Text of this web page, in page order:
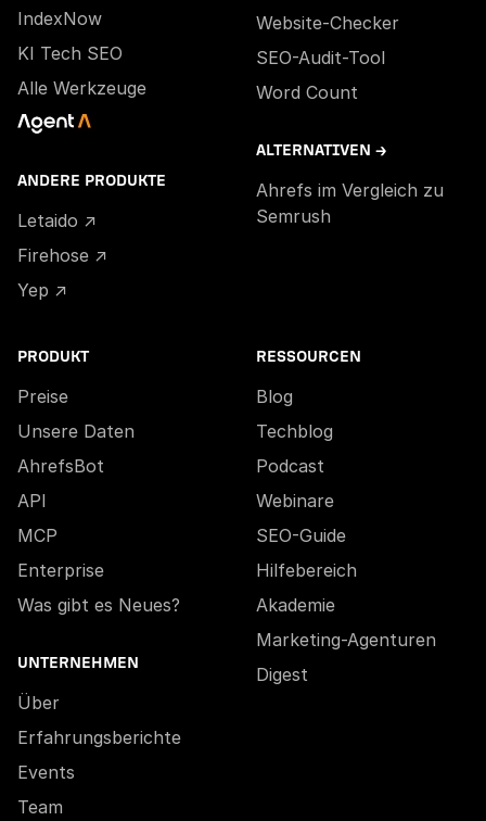
IndexNow
KI Tech SEO
Alle Werkzeuge
ANDERE PRODUKTE
Letaido ↗
Firehose ↗
Yep ↗
Website-Checker
SEO-Audit-Tool
Word Count
ALTERNATIVEN →
Ahrefs im Vergleich zu
Semrush
PRODUKT
Preise
Unsere Daten
AhrefsBot
API
MCP
Enterprise
Was gibt es Neues?
UNTERNEHMEN
Über
Erfahrungsberichte
Events
Team
RESSOURCEN
Blog
Techblog
Podcast
Webinare
SEO-Guide
Hilfebereich
Akademie
Marketing-Agenturen
Digest